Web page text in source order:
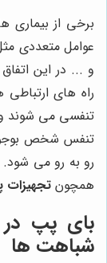
برخی از بیماری
عوامل متعددی
و ... در این
راه های
تنفسی می شوند
تنفس شخص
رو به رو می شود.
همچون تجهیزات
بای پپ
شباهت ها